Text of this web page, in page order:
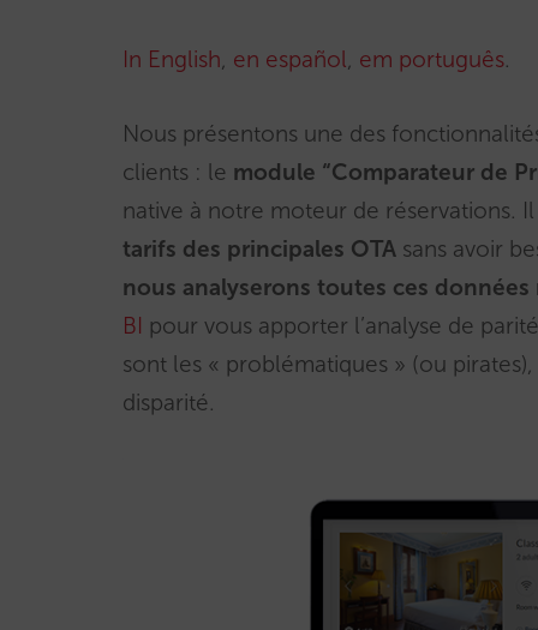
In English, en español, em português.
Nous présentons une des
clients : le module “Comparateur de
native à notre moteur de réservations. Il
tarifs des principales OTA sans avoir
nous analyserons toutes ces données
BI pour vous apporter l’analyse de
sont les « problématiques » (ou
disparité.